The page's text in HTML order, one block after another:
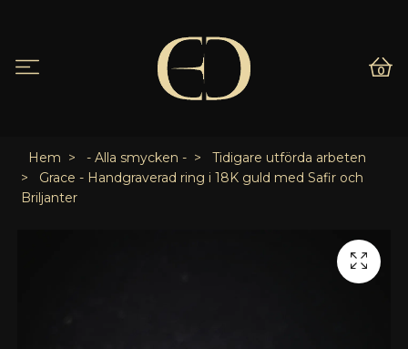
0
Hem - Alla smycken -
Tidigare utförda arbeten
Grace - Handgraverad ring i 18K guld med Safir och
Briljanter